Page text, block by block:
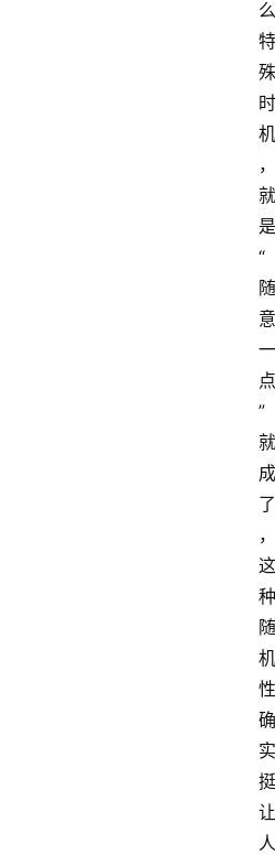
么
特
殊
时
机
，
就
是
“
随
意
一
点
”
就
成
了
，
这
种
随
机
性
确
实
挺
让
人